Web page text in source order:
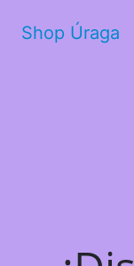
Shop Úraga